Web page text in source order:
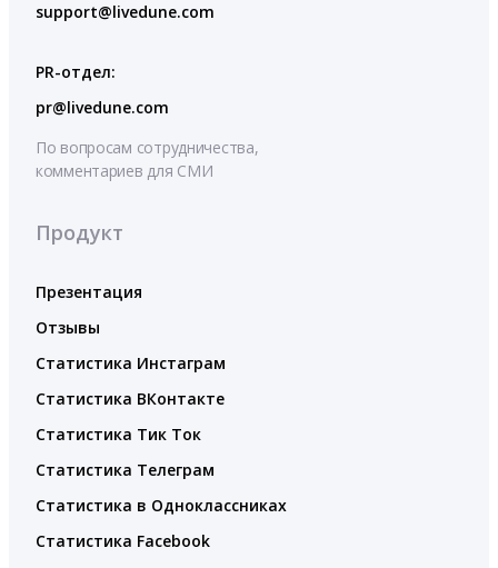
support@livedune.com
PR-отдел:
pr@livedune.com
По вопросам сотрудничества,
комментариев для СМИ
Продукт
Презентация
Отзывы
Статистика Инстаграм
Статистика ВКонтакте
Статистика Тик Ток
Статистика Телеграм
Статистика в Одноклассниках
Статистика Facebook